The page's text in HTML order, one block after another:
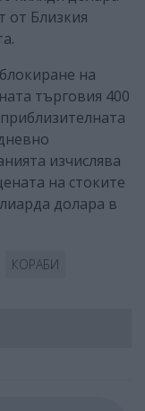
от Близкия
на
търговия 400
изчислява
на стоките
долара в
КОРАБИ